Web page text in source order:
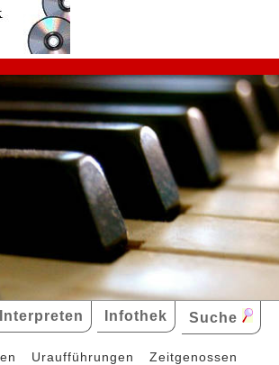
Interpreten Infothek Suche
Uraufführungen Zeitgenossen